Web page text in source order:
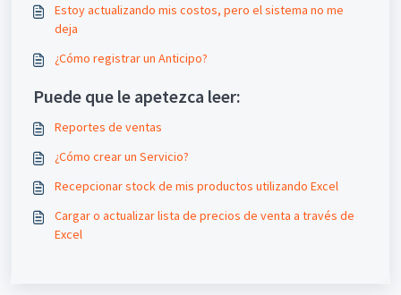
Estoy actualizando mis costos, pero el sistema no me
deja
¿Cómo registrar un Anticipo?
Puede que le apetezca leer:
Reportes de ventas
¿Cómo crear un Servicio?
Recepcionar stock de mis productos utilizando Excel
Cargar o actualizar lista de precios de venta a través de
Excel